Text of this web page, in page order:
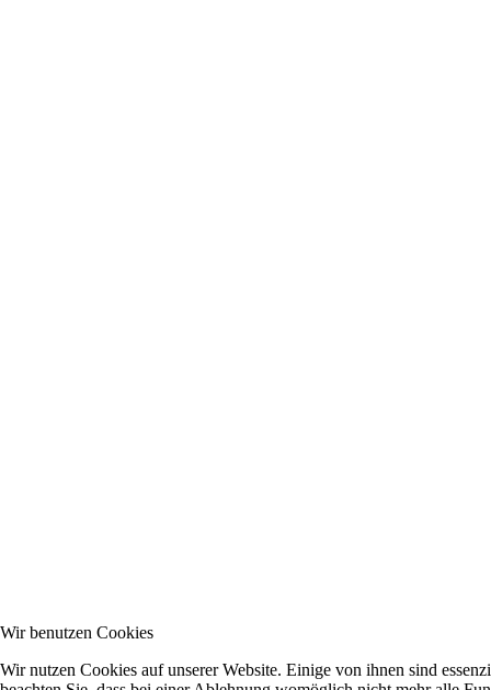
Wir benutzen Cookies
Wir nutzen Cookies auf unserer Website. Einige von ihnen sind